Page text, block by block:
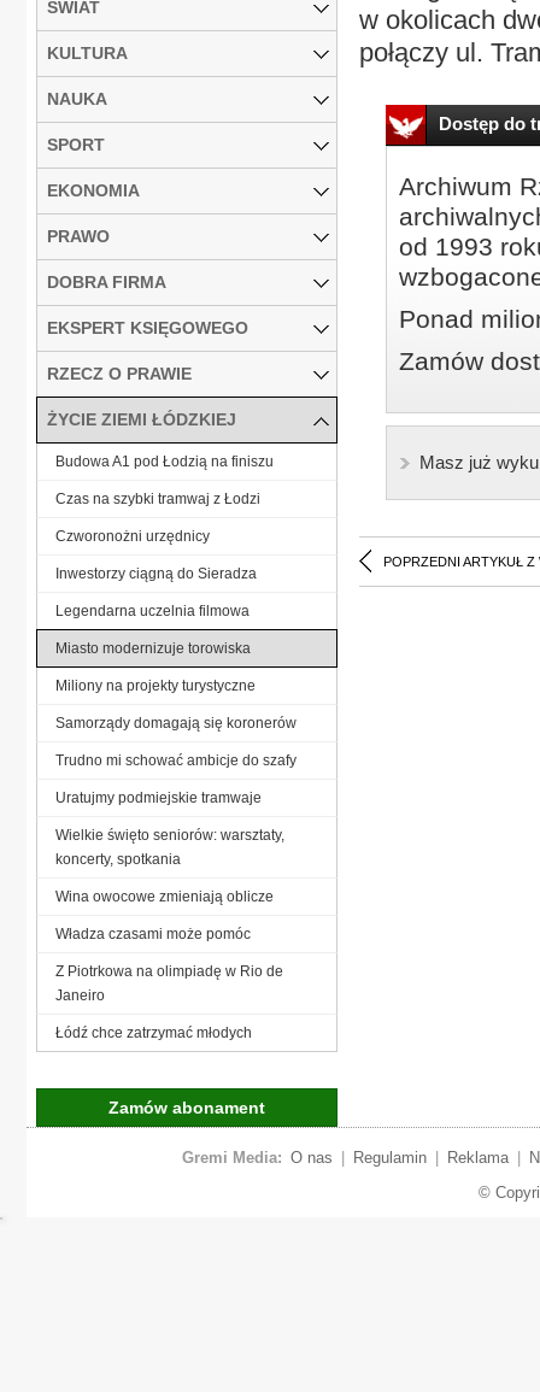
w okolicach
połączy ul.
Dostęp do
Archiwum
od 1993
Ponad
Zamów
Masz już
POPRZEDNI ARTYKUŁ Z
ŚWIAT
KULTURA
NAUKA
SPORT
EKONOMIA
PRAWO
DOBRA FIRMA
EKSPERT KSIĘGOWEGO
RZECZ O PRAWIE
ŻYCIE ZIEMI ŁÓDZKIEJ
Budowa A1 pod Łodzią na finiszu
Czas na szybki tramwaj z Łodzi
Czworonożni urzędnicy
Inwestorzy ciągną do Sieradza
Legendarna uczelnia filmowa
Miasto modernizuje torowiska
Miliony na projekty turystyczne
Samorządy domagają się koronerów
Trudno mi schować ambicje do szafy
Uratujmy podmiejskie tramwaje
Wielkie święto seniorów: warsztaty,
koncerty, spotkania
Wina owocowe zmieniają oblicze
Władza czasami może pomóc
Z Piotrkowa na olimpiadę w Rio de
Janeiro
Łódź chce zatrzymać młodych
Zamów abonament
Gremi Media: O nas Regulamin Reklama
©